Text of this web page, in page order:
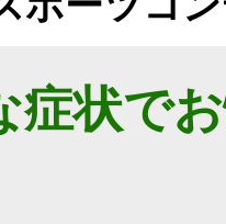
症状で